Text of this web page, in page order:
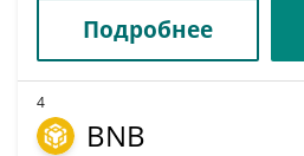
Подробнее
4
BNB